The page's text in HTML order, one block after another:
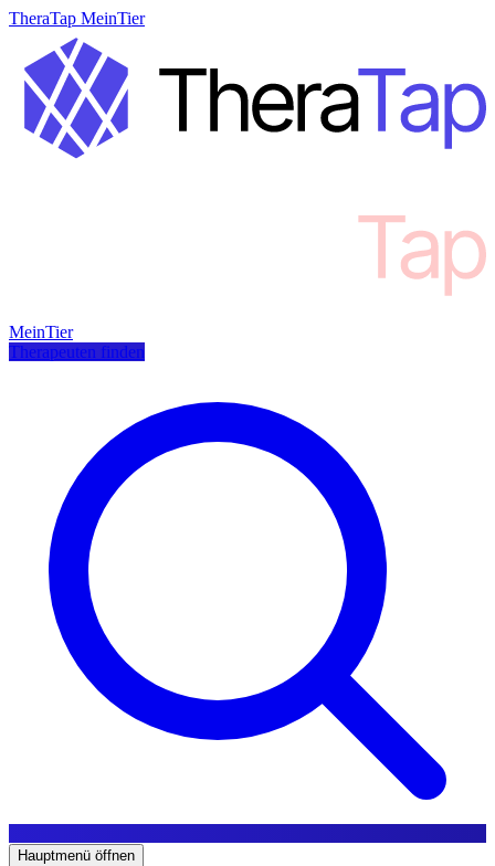
TheraTap MeinTier
MeinTier
Therapeuten finden
Hauptmenü öffnen